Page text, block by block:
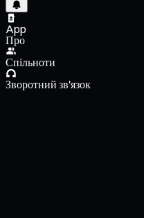
App
Про
Спільноти
Зворотний зв'язок